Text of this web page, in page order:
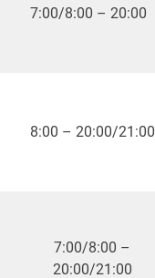
7:00/8:00 – 20:00
8:00 – 20:00/21:00
7:00/8:00 –
20:00/21:00